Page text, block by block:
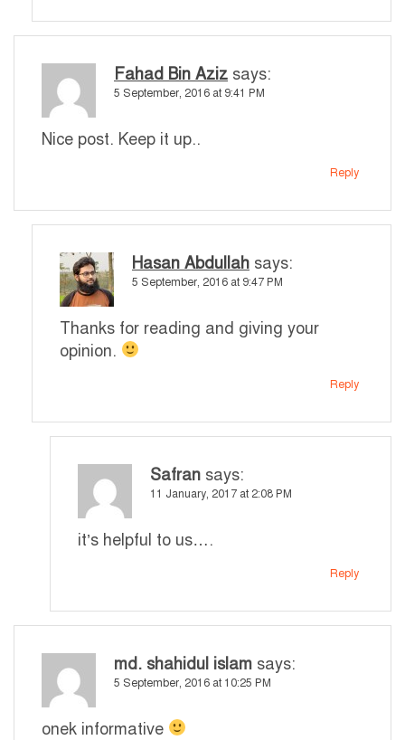
Fahad Bin Aziz says:
5 September, 2016 at 9:41 PM
Nice post. Keep it up..
Reply
Hasan Abdullah says:
5 September, 2016 at 9:47 PM
Thanks for reading and giving your
opinion.
Reply
Safran says:
11 January, 2017 at 2:08 PM
it’s helpful to us….
Reply
md. shahidul islam says:
5 September, 2016 at 10:25 PM
onek informative